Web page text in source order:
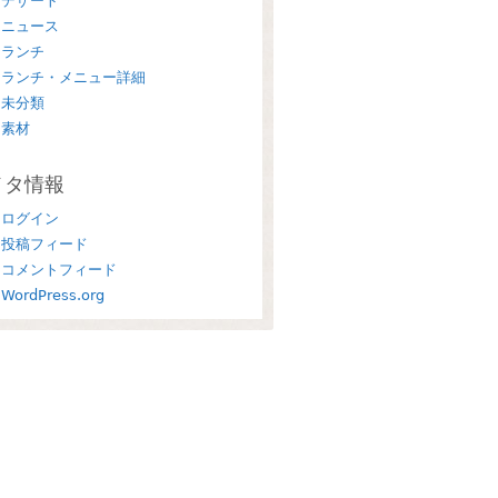
ニュース
ランチ
ランチ・メニュー詳細
未分類
素材
情報
ログイン
投稿フィード
コメントフィード
WordPress.org